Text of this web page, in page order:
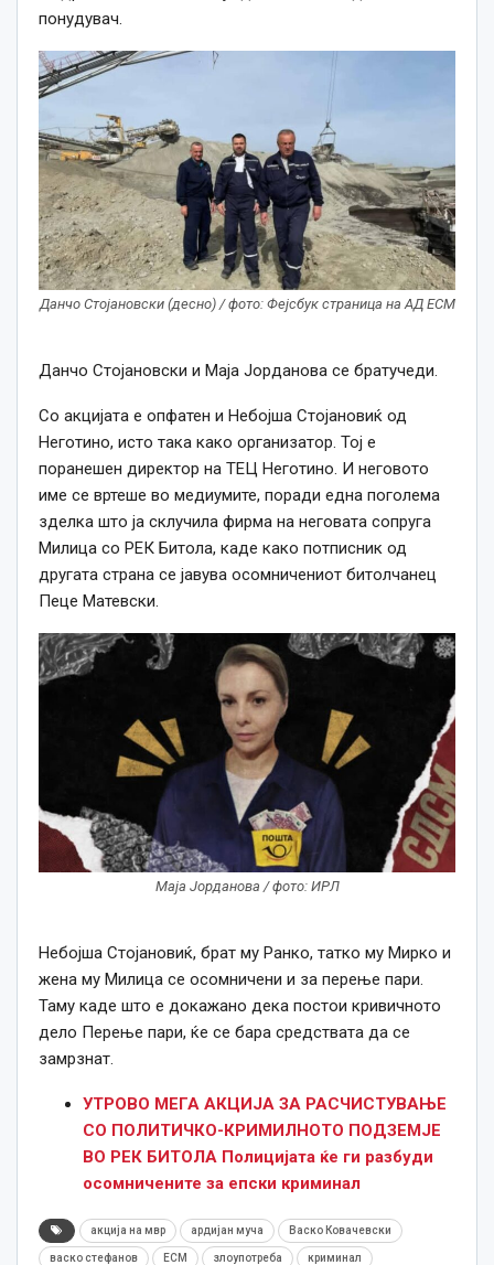
понудувач.
Данчо Стојановски (десно) / фото: Фејсбук страница на АД ЕСМ
Данчо Стојановски и Маја Јорданова се братучеди.
Со акцијата е опфатен и Небојша Стојановиќ од
Неготино, исто така како организатор. Тој е
поранешен директор на ТЕЦ Неготино. И неговото
име се вртеше во медиумите, поради една поголема
зделка што ја склучила фирма на неговата сопруга
Милица со РЕК Битола, каде како потписник од
другата страна се јавува осомничениот битолчанец
Пеце Матевски.
Маја Јорданова / фото: ИРЛ
Небојша Стојановиќ, брат му Ранко, татко му Мирко и
жена му Милица се осомничени и за перење пари.
Таму каде што е докажано дека постои кривичното
дело Перење пари, ќе се бара средствата да се
замрзнат.
УТРОВО МЕГА АКЦИЈА ЗА РАСЧИСТУВАЊЕ
СО ПОЛИТИЧКО-КРИМИЛНОТО ПОДЗЕМЈЕ
ВО РЕК БИТОЛА Полицијата ќе ги разбуди
осомничените за епски криминал
акција на мвр ардијан муча Васко Ковачевски
васко стефанов ЕСМ злоупотреба криминал